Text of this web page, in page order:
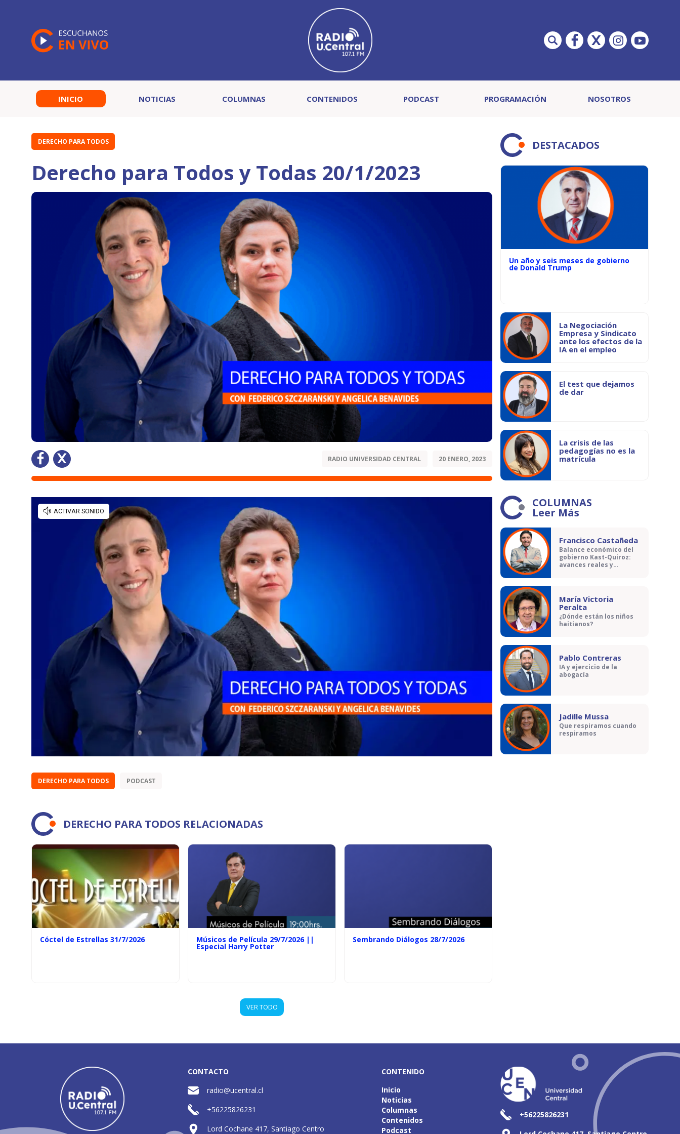
INICIO NOTICIAS COLUMNAS CONTENIDOS PODCAST PROGRAMACIÓN NOSOTROS
DERECHO PARA TODOS
Derecho para Todos y Todas 20/1/2023
RADIO UNIVERSIDAD CENTRAL 20 ENERO, 2023
DERECHO PARA TODOS PODCAST
DERECHO PARA TODOS RELACIONADAS
Cóctel de Estrellas 31/7/2026 Músicos de Película 29/7/2026 ||
Especial Harry Potter
Sembrando Diálogos 28/7/2026
VER TODO
DESTACADOS
Un año y seis meses de gobierno
de Donald Trump
La Negociación
Empresa y Sindicato
ante los efectos de la
IA en el empleo
El test que dejamos
de dar
La crisis de las
pedagogías no es la
matrícula
COLUMNAS
Leer Más
Francisco Castañeda
Balance económico del
gobierno Kast-Quiroz:
avances reales y
María Victoria
Peralta
¿Dónde están los niños
haitianos?
Pablo Contreras
IA y ejercicio de la
abogacía
Jadille Mussa
Que respiramos cuando
respiramos
CONTACTO
radio@ucentral.cl
+56225826231
Lord Cochane 417, Santiago Centro
CONTENIDO
Inicio
Noticias
Columnas
Contenidos
Podcast
+56225826231